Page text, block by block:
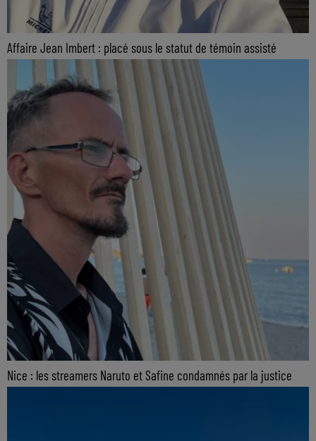
Affaire Jean Imbert : placé sous le statut de témoin assisté
Nice : les streamers Naruto et Safine condamnés par la justice